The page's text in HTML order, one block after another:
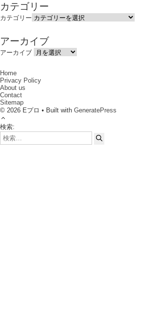
カテゴリー
カテゴリー
アーカイブ
アーカイブ
Home
Privacy Policy
About us
Contact
Sitemap
© 2026 Eプロ • Built with GeneratePress
検索: